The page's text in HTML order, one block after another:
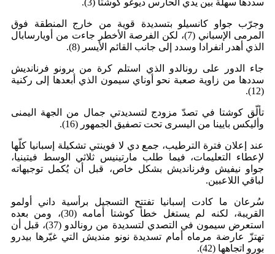
وجرّب جواو كانسيلو بتسديدة قوية من خارج المنطقة فوق
المرمى الإسباني (7)، لكن الفرصة الأخطر جاءت من أويارسابال
الذي أهدر انفرادا وسدد إلى جانب القائم الأيسر (8).
جاء الدور على رونالدو الذي استلم كرة من برونو فرنانديش
سددها من زاوية صعبة نحو أوناي سيمون الذي أبعدها إلى ركنية
(12).
تألّق كوشتا في تصدّ مزودج لتسديدتي جمال من الجهة اليمنى
وأليكس بايينا من اليسرى تحت تصفيق الجمهور (16).
عند إعلان فترة الترطيب، جمع دي لا فوينتي تشكيلة إسبانيا كلّها
لإعطاء التعليمات، فيما طلب مارتينيس ثلاثي الوسط فيتينيا،
جواو نيفيش وفرنانديش بشكل خاص، قبل أن يُكمل توجيهاته
لباقي اللاعبين.
سُرعان ما كادت إسبانيا تفتتح التسجيل برأسية داني أولمو
القريبة، لكنه لم يستغل خطأ كوشتا أمامه (30)، ومن بعده
استعرض سيمون في التصدي لتسديدة من رونالدو (37)، قبل أن
تهتزّ عارضة مرماه أمام تسديدة نونو منديش التي غيّرها بيدرو
بورو اتجاهها (42).